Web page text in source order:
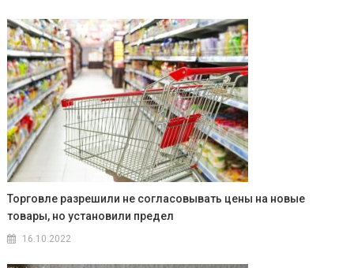
Торговле разрешили не согласовывать цены на новые
товары, но установили предел
16.10.2022